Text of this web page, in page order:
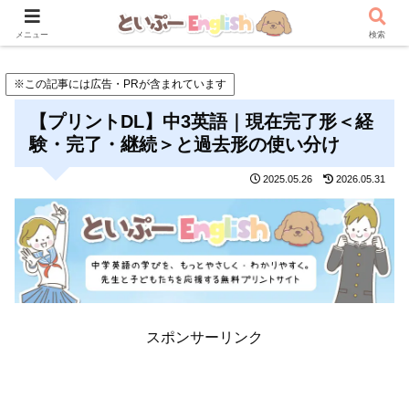
※この記事には広告・PRが含まれています
【プリントDL】中3英語｜現在完了形＜経
験・完了・継続＞と過去形の使い分け
2025.05.26 2026.05.31
スポンサーリンク
メニュー 検索